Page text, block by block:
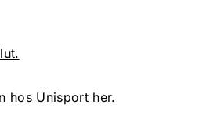
hos Unisport her.